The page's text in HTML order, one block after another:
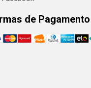
de Pagamento